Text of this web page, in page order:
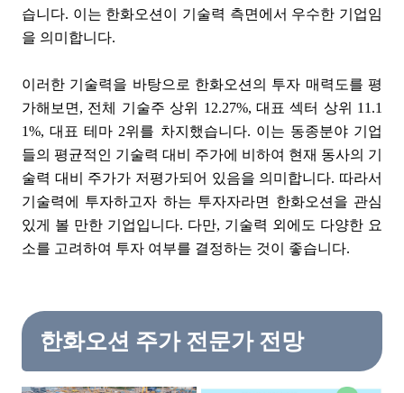
습니다. 이는 한화오션이 기술력 측면에서 우수한 기업임
을 의미합니다.
이러한 기술력을 바탕으로 한화오션의 투자 매력도를 평
가해보면, 전체 기술주 상위 12.27%, 대표 섹터 상위 11.1
1%, 대표 테마 2위를 차지했습니다. 이는 동종분야 기업
들의 평균적인 기술력 대비 주가에 비하여 현재 동사의 기
술력 대비 주가가 저평가되어 있음을 의미합니다. 따라서
기술력에 투자하고자 하는 투자자라면 한화오션을 관심
있게 볼 만한 기업입니다. 다만, 기술력 외에도 다양한 요
소를 고려하여 투자 여부를 결정하는 것이 좋습니다.
한화오션 주가 전문가 전망